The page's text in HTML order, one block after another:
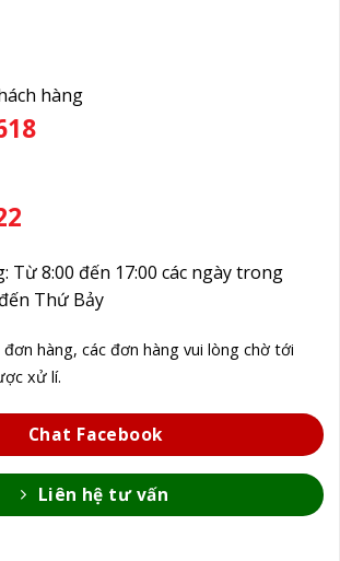
hàng
Từ 8:00 đến 17:00 các ngày trong
Thứ Bảy
hàng, các đơn hàng vui lòng chờ tới
xử lí.
Chat Facebook
Liên hệ tư vấn